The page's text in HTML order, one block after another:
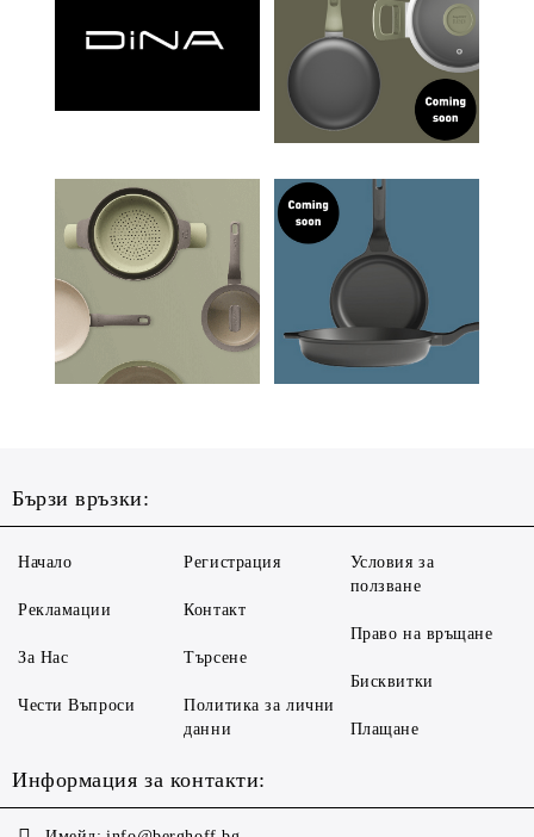
Бързи връзки:
Начало
Рекламации
За Нас
Чести Въпроси
Регистрация
Контакт
Търсене
Политика за лични
данни
Условия за
ползване
Право на връщане
Бисквитки
Плащане
Информация за контакти: